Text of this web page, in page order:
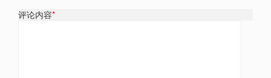
评论内容*